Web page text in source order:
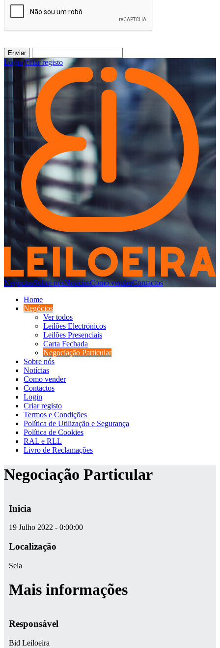
Enviar
Login/Criar registo
NegóciosSobre nósNotíciasComo venderContactos
Home
Negócios
Ver todos
Leilões Electrónicos
Leilões Presenciais
Carta Fechada
Negociação Particular
Sobre nós
Notícias
Como vender
Contactos
Login
Criar registo
Termos e Condições
Política de Utilização e Segurança
Política de Cookies
RAL e RLL
Livro de Reclamações
Negociação Particular
Inicia
19 Julho 2022 - 0:00:00
Localização
Seia
Mais informações
Responsável
Bid Leiloeira